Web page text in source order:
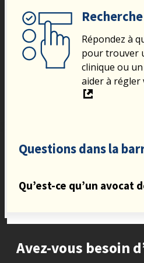
Répondez à
pour trouver
clinique ou
aider à régler
Questions dans la
Qu’est-ce qu’un avocat
Site footer
Avez-vous besoin